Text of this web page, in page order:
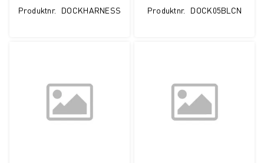
Produktnr. DOCKHARNESS Produktnr. DOCK05BLCN